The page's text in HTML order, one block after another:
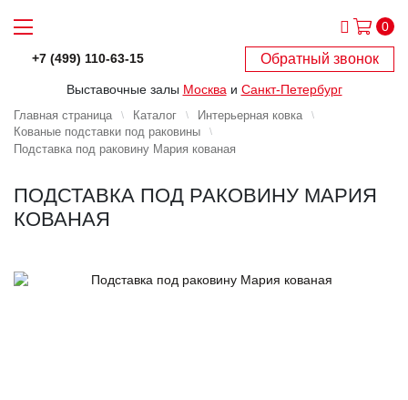
0
+7 (499) 110-63-15 Обратный звонок
Выставочные залы Москва и Санкт-Петербург
Главная страница Каталог
Интерьерная ковка
Кованые подставки под раковины
Подставка под раковину Мария кованая
ПОДСТАВКА ПОД РАКОВИНУ МАРИЯ
КОВАНАЯ